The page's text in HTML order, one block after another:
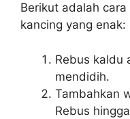
Berikut adalah
kancing yang enak:
Rebus kaldu
mendidih.
Tambahkan
Rebus